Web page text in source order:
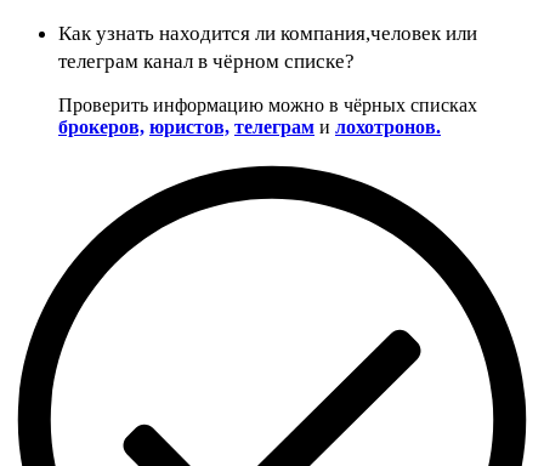
Как узнать находится ли компания,человек или
телеграм канал в чёрном списке?
Проверить информацию можно в чёрных списках
брокеров, юристов, телеграм и лохотронов.